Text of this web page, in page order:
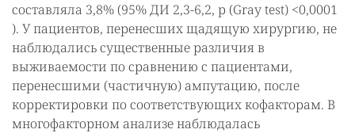
составляла 3,8% (95% ДИ 2,3-6,2, р (Gray test) <0,0001
). У пациентов, перенесших щадящую хирургию, не
наблюдались существенные различия в
выживаемости по сравнению с пациентами,
перенесшими (частичную) ампутацию, после
корректировки по соответствующих кофакторам. В
многофакторном анализе наблюдалась